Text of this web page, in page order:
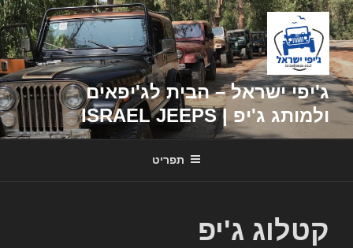
דילוג
לתוכן
ג'יפי ישראל – הבית לג'יפאים
ולמותג ג'יפ | ISRAEL JEEPS
תפריט
קטלוג ג'יפ